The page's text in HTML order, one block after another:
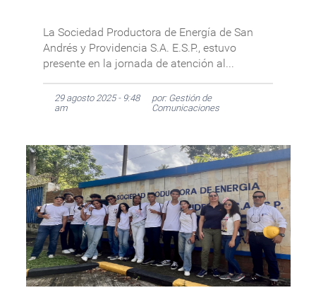
La Sociedad Productora de Energía de San
Andrés y Providencia S.A. E.S.P., estuvo
presente en la jornada de atención al...
29 agosto 2025 - 9:48
am
por: Gestión de
Comunicaciones